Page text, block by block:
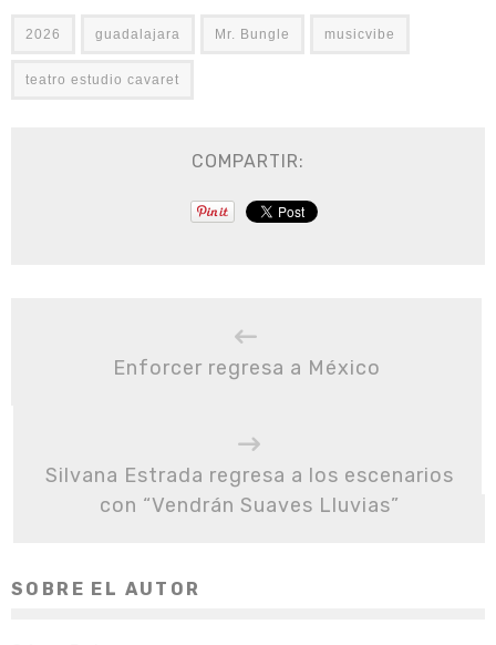
2026 guadalajara Mr. Bungle musicvibe
teatro estudio cavaret
COMPARTIR:
Enforcer regresa a México
Silvana Estrada regresa a los escenarios
con “Vendrán Suaves Lluvias”
SOBRE EL AUTOR